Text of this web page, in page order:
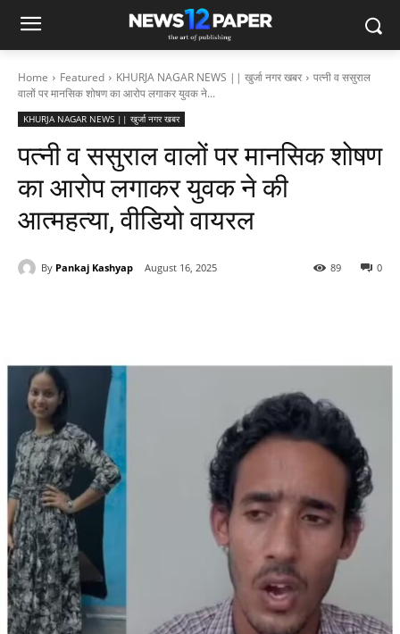
Home Featured KHURJA NAGAR NEWS || खुर्जा नगर खबर
पत्नी व ससुराल
वालों पर मानसिक शोषण का आरोप लगाकर युवक ने...
KHURJA NAGAR NEWS || खुर्जा नगर खबर
पत्नी व ससुराल वालों पर मानसिक शोषण
का आरोप लगाकर युवक ने की
आत्महत्या, वीडियो वायरल
By Pankaj Kashyap August 16, 2025 0
89